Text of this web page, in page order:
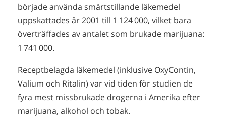
började använda smärtstillande läkemedel
uppskattades år 2001 till 1 124 000, vilket bara
överträffades av antalet som brukade marijuana:
1 741 000.
Receptbelagda läkemedel (inklusive OxyContin,
Valium och Ritalin) var vid tiden för studien de
fyra mest missbrukade drogerna i Amerika efter
marijuana, alkohol och tobak.